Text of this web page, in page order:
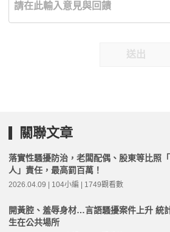
送出
關聯文章
落實性騷擾防治，老闆配偶、股東等比照
人」責任，最高罰百萬！
2026.04.09 | 104小編 | 1749觀看數
開黃腔、羞辱身材…言語騷擾案件上升 統
生在公共場所